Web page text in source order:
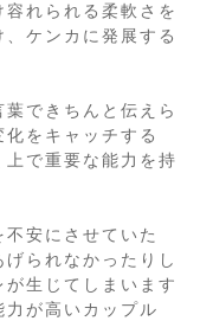
れられる柔軟さを
ケンカに発展する
できちんと伝えら
をキャッチする
上で重要な能力を持
不安にさせていた
られなかったりし
生じてしまいます
力が高いカップル